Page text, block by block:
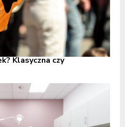
Klasyczna czy